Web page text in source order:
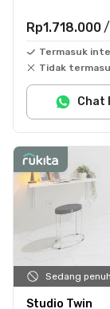
Rp1.718.000
Termasuk
Tidak
Chat
Sedang penuh
Studio Twin